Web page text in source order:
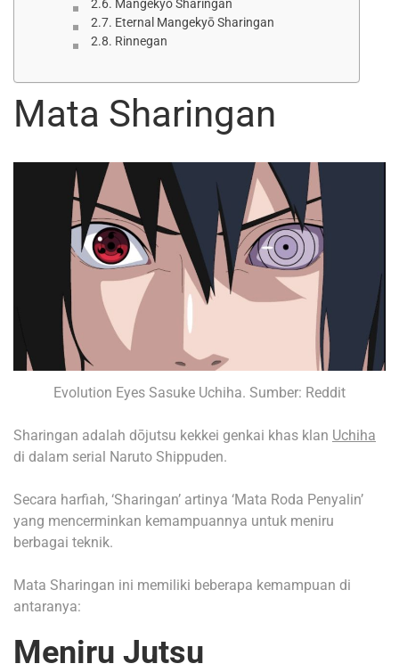
Mangekyō Sharingan
Eternal Mangekyō Sharingan
Rinnegan
Mata Sharingan
Evolution Eyes Sasuke Uchiha. Sumber: Reddit
Sharingan adalah dōjutsu kekkei genkai khas klan Uchiha
di dalam serial Naruto Shippuden.
Secara harfiah, ‘Sharingan’ artinya ‘Mata Roda Penyalin’
yang mencerminkan kemampuannya untuk meniru
berbagai teknik.
Mata Sharingan ini memiliki beberapa kemampuan di
antaranya:
Meniru Jutsu